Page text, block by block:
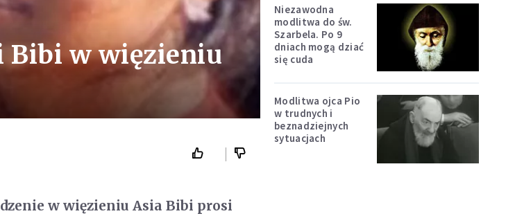
Bibi w więzieniu
w więzieniu Asia Bibi prosi
Niezawodna
modlitwa do św.
Szarbela. Po 9
dniach mogą dziać
się cuda
Modlitwa ojca Pio
w trudnych i
beznadziejnych
sytuacjach